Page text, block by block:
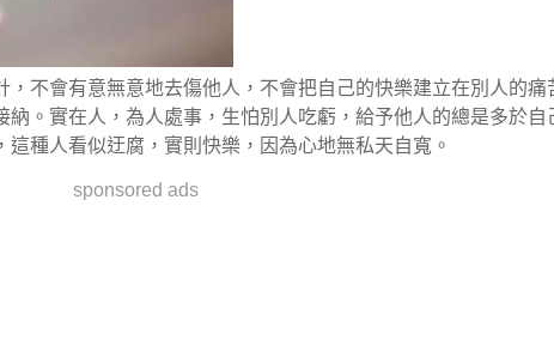
不會有意無意地去傷他人，不會把自己的快樂建立在別人的痛
。實在人，為人處事，生怕別人吃虧，給予他人的總是多於自
種人看似迂腐，實則快樂，因為心地無私天自寬。
sponsored ads